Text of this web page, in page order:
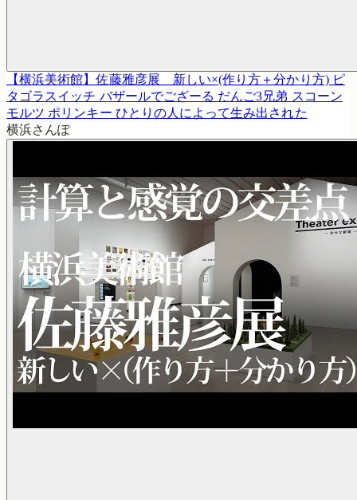
【横浜美術館】佐藤雅彦展 新しい×(作り方＋分かり方) ピ
タゴラスイッチ バザールでござーる だんご3兄弟 スコーン
モルツ ポリンキー ひとりの人によって生み出された
横浜さんぽ